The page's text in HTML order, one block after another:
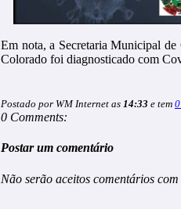
Em nota, a Secretaria Municipal
Colorado foi diagnosticado com
Postado por WM Internet as 14:33 e tem
0 Comments:
Postar um comentário
Não serão aceitos comentários